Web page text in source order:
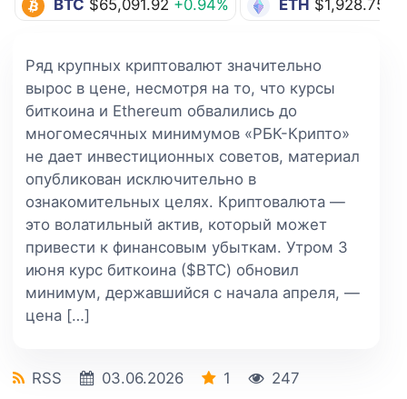
BTC $65,091.92 +0.94% ETH $1,928.75
Ряд крупных криптовалют значительно
вырос в цене, несмотря на то, что курсы
биткоина и Ethereum обвалились до
многомесячных минимумов «РБК-Крипто»
не дает инвестиционных советов, материал
опубликован исключительно в
ознакомительных целях. Криптовалюта —
это волатильный актив, который может
привести к финансовым убыткам. Утром 3
июня курс биткоина ($BTC) обновил
минимум, державшийся с начала апреля, —
цена […]
RSS 03.06.2026 1
247